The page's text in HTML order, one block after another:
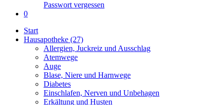
Passwort vergessen
0
Start
Hausapotheke (27)
Allergien, Juckreiz und Ausschlag
Atemwege
Auge
Blase, Niere und Harnwege
Diabetes
Einschlafen, Nerven und Unbehagen
Erkältung und Husten